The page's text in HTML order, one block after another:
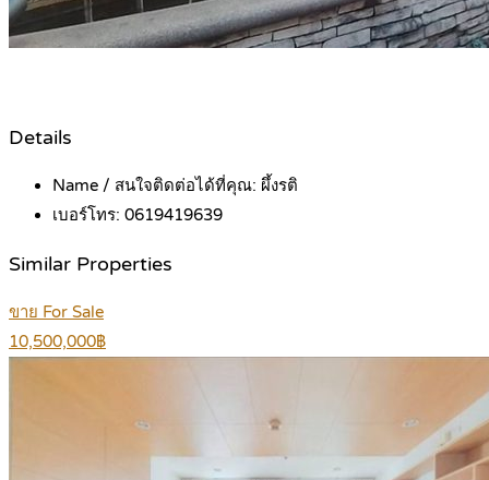
Details
Name / สนใจติดต่อได้ที่คุณ: ผึ้งรติ
เบอร์โทร: 0619419639
Similar Properties
ขาย For Sale
10,500,000฿